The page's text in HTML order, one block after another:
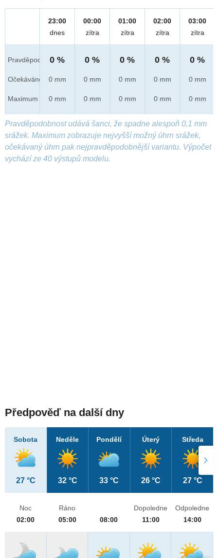
Pravděpod.
Očekáváno
Maximum
23:00
dnes
0 %
0 mm
0 mm
00:00
zítra
0 %
0 mm
0 mm
01:00
zítra
0 %
0 mm
0 mm
02:00
zítra
0 %
0 mm
0 mm
03:00
zítra
0 %
0 mm
0 mm
Pravděpodobnost udává šanci, že spadne alespoň 0,1 mm
srážek. Maximum zobrazuje nejvyšší možný úhrn srážek,
očekávaný úhrn pak nejpravděpodobnější variantu. Výpočet
vychází ze 40 výstupů modelu.
Předpověď na další dny
Sobota
27 °C
Neděle
32 °C
Pondělí
33 °C
Úterý
26 °C
Středa
27 °C
Noc
02:00
Ráno
05:00
08:00
Dopoledne
11:00
Odpoledne
14:00